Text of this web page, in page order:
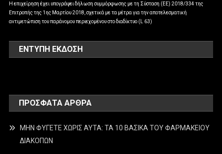
Η επιχείρηση έχει υπογράψει δήλωση συμμόρφωσης με τη Σύσταση (ΕΕ) 2018/334 της
Επιτροπής της 1ης Μαρτίου 2018, σχετικά με τα μέτρα για την αποτελεσματική
αντιμετώπιση του παράνομου περιεχομένου στο διαδίκτυο (L 63)
ΕΝΤΥΠΗ ΕΚΔΟΣΗ
ΠΡΌΣΦΑΤΑ ΆΡΘΡΑ
ΜΗΝ ΦΥΓΕΤΕ ΧΩΡΙΣ ΑΥΤΑ: ΤΑ 10 ΒΑΣΙΚΑ ΤΟΥ ΦΑΡΜΑΚΕΙΟΥ
ΔΙΑΚΟΠΩΝ